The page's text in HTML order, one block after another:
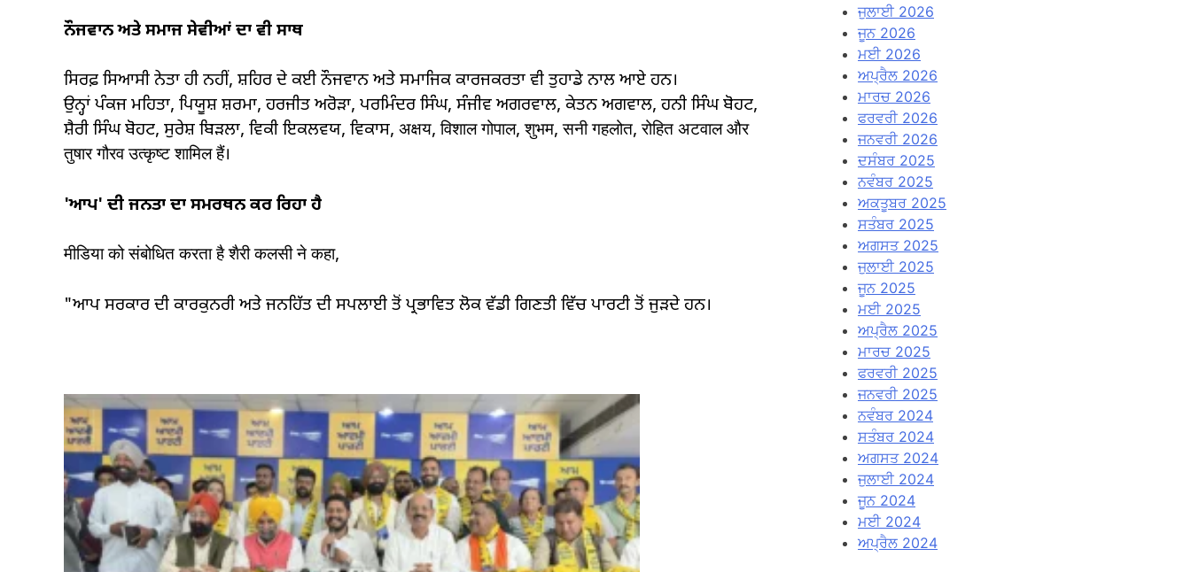
ਨੌਜਵਾਨ ਅਤੇ ਸਮਾਜ ਸੇਵੀਆਂ ਦਾ ਵੀ ਸਾਥ
ਸਿਰਫ਼ ਸਿਆਸੀ ਨੇਤਾ ਹੀ ਨਹੀਂ, ਸ਼ਹਿਰ ਦੇ ਕਈ ਨੌਜਵਾਨ ਅਤੇ ਸਮਾਜਿਕ ਕਾਰਜਕਰਤਾ ਵੀ ਤੁਹਾਡੇ ਨਾਲ ਆਏ ਹਨ।
ਉਨ੍ਹਾਂ ਪੰਕਜ ਮਹਿਤਾ, ਪਿਯੂਸ਼ ਸ਼ਰਮਾ, ਹਰਜੀਤ ਅਰੋੜਾ, ਪਰਮਿੰਦਰ ਸਿੰਘ, ਸੰਜੀਵ ਅਗਰਵਾਲ, ਕੇਤਨ ਅਗਵਾਲ, ਹਨੀ ਸਿੰਘ ਬੋਹਟ,
ਸ਼ੈਰੀ ਸਿੰਘ ਬੋਹਟ, ਸੁਰੇਸ਼ ਬਿੜਲਾ, ਵਿਕੀ ਇਕਲਵਯ, ਵਿਕਾਸ, अक्षय, विशाल गोपाल, शुभम, सनी गहलोत, रोहित अटवाल और
तुषार गौरव उत्कृष्ट शामिल हैं।
'ਆਪ' ਦੀ ਜਨਤਾ ਦਾ ਸਮਰਥਨ ਕਰ ਰਿਹਾ ਹੈ
मीडिया को संबोधित करता है शैरी कलसी ने कहा,
"ਆਪ ਸਰਕਾਰ ਦੀ ਕਾਰਕੁਨਰੀ ਅਤੇ ਜਨਹਿੱਤ ਦੀ ਸਪਲਾਈ ਤੋਂ ਪ੍ਰਭਾਵਿਤ ਲੋਕ ਵੱਡੀ ਗਿਣਤੀ ਵਿੱਚ ਪਾਰਟੀ ਤੋਂ ਜੁਡ਼ਦੇ ਹਨ।
ਜੁਲਾਈ 2026
ਜੂਨ 2026
ਮਈ 2026
ਅਪ੍ਰੈਲ 2026
ਮਾਰਚ 2026
ਫਰਵਰੀ 2026
ਜਨਵਰੀ 2026
ਦਸੰਬਰ 2025
ਨਵੰਬਰ 2025
ਅਕਤੂਬਰ 2025
ਸਤੰਬਰ 2025
ਅਗਸਤ 2025
ਜੁਲਾਈ 2025
ਜੂਨ 2025
ਮਈ 2025
ਅਪ੍ਰੈਲ 2025
ਮਾਰਚ 2025
ਫਰਵਰੀ 2025
ਜਨਵਰੀ 2025
ਨਵੰਬਰ 2024
ਸਤੰਬਰ 2024
ਅਗਸਤ 2024
ਜੁਲਾਈ 2024
ਜੂਨ 2024
ਮਈ 2024
ਅਪ੍ਰੈਲ 2024